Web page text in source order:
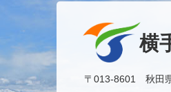
横
〒013-8601 秋田